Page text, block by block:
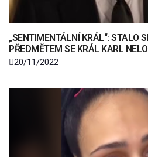
„SENTIMENTÁLNÍ KRÁL“: STALO
PŘEDMĚTEM SE KRÁL KARL
20/11/2022